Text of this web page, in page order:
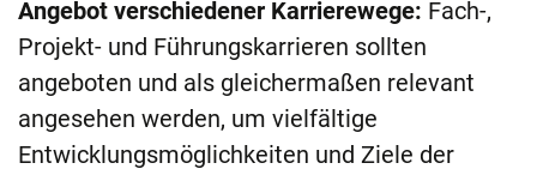
Angebot verschiedener Karrierewege: Fach-,
Projekt- und Führungskarrieren sollten
angeboten und als gleichermaßen relevant
angesehen werden, um vielfältige
Entwicklungsmöglichkeiten und Ziele der